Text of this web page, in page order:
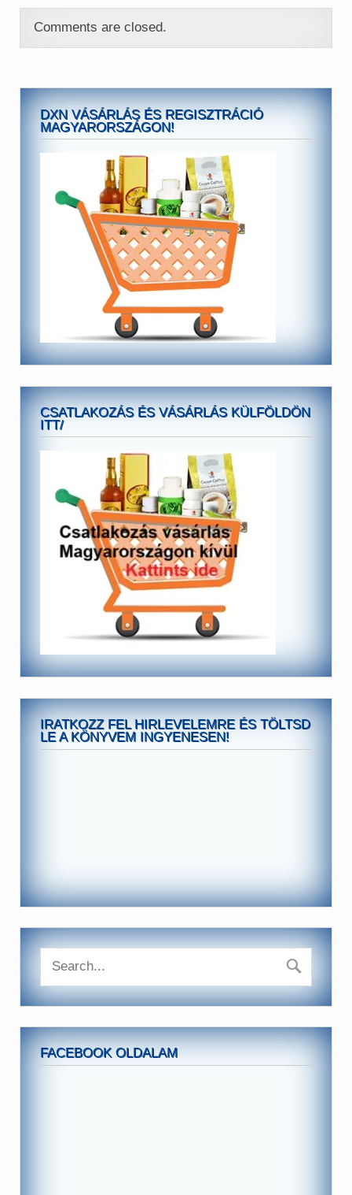
Comments are closed.
DXN VÁSÁRLÁS ÉS REGISZTRÁCIÓ
MAGYARORSZÁGON!
CSATLAKOZÁS ÉS VÁSÁRLÁS KÜLFÖLDÖN
ITT/
IRATKOZZ FEL HIRLEVELEMRE ÉS TÖLTSD
LE A KÖNYVEM INGYENESEN!
FACEBOOK OLDALAM